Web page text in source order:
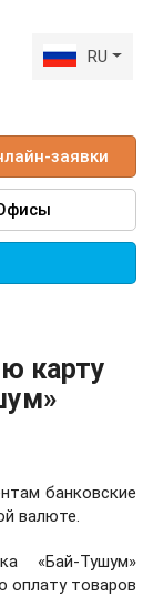
RU
заявки
карту
банковские
валюте.
«Бай-Тушум»
оплату товаров